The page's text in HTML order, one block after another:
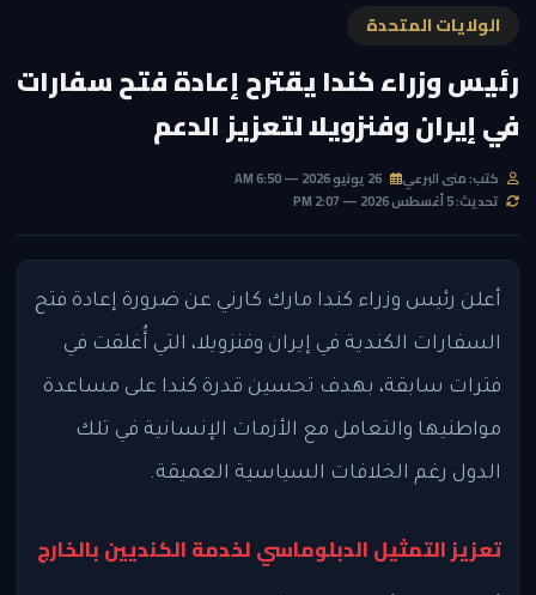
الولايات المتحدة
رئيس وزراء كندا يقترح إعادة فتح سفارات
في إيران وفنزويلا لتعزيز الدعم
كتب: منى البرعي
تحديث: 5 أغسطس 2026 — 2:07 PM
أعلن رئيس وزراء كندا مارك كارني عن ضرورة إعادة فتح
السفارات الكندية في إيران وفنزويلا، التي أُغلقت في
فترات سابقة، بهدف تحسين قدرة كندا على مساعدة
مواطنيها والتعامل مع الأزمات الإنسانية في تلك
الدول رغم الخلافات السياسية العميقة.
تعزيز التمثيل الدبلوماسي لخدمة الكنديين بالخارج